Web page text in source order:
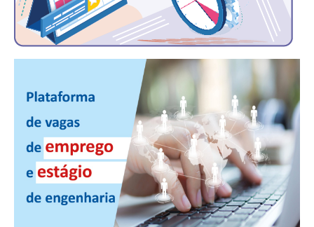
PUBLICIDADE
MANUAL DE REDAÇÃO
CONTATO
CADASTRO
ASSOCIE-SE
ATUALIZAÇÃO CADASTRAL
NÚCLEO JOVEM